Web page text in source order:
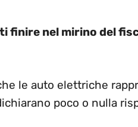
finire nel mirino del
le auto elettriche
poco o nulla